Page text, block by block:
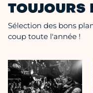
TOUJOURS
Sélection des bons
coup toute l'année !